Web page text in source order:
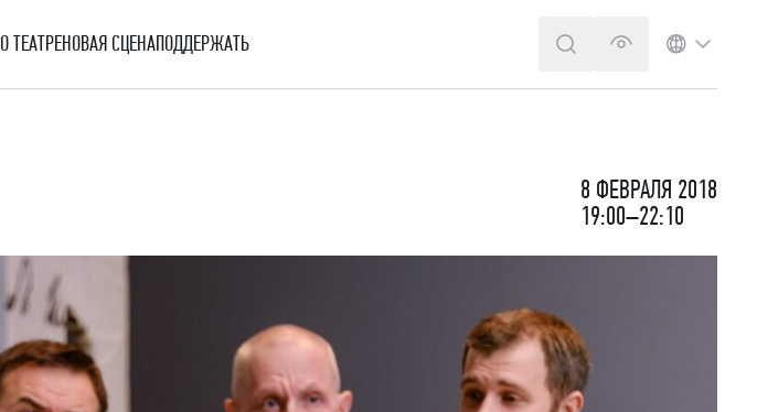
О ТЕАТРЕНОВАЯ СЦЕНАПОДДЕРЖАТЬ ПОИСКВЕРСИЯ ДЛЯ
ЯЗЫК
8 ФЕВРАЛЯ 2018
19:00–22:10